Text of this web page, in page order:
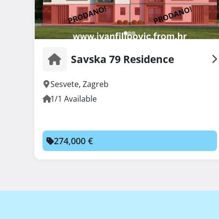
Kontaktirajte nas
091 30 20 282
info@tmb.hr
TMB d.o.o.
10 000 Zagreb
Savska 79 Residence
Sesvete, Zagreb
1/1 Available
274,000 €